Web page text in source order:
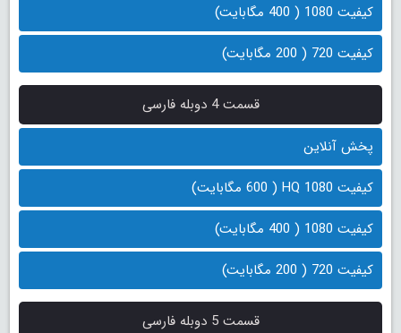
کیفیت 1080 ( 400 مگابایت)
کیفیت 720 ( 200 مگابایت)
قسمت 4 دوبله فارسی
پخش آنلاین
کیفیت 1080 HQ ( 600 مگابایت)
کیفیت 1080 ( 400 مگابایت)
کیفیت 720 ( 200 مگابایت)
قسمت 5 دوبله فارسی